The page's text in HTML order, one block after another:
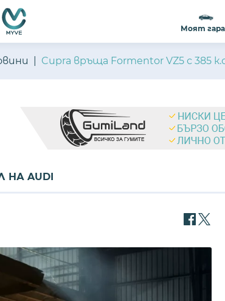
Моят
Cupra връща Formentor VZ5 с 385
НА AUDI